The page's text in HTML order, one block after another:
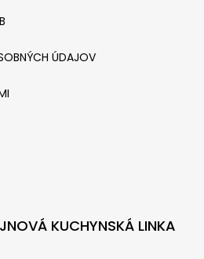
ÚDAJOV
KUCHYNSKÁ LINKA